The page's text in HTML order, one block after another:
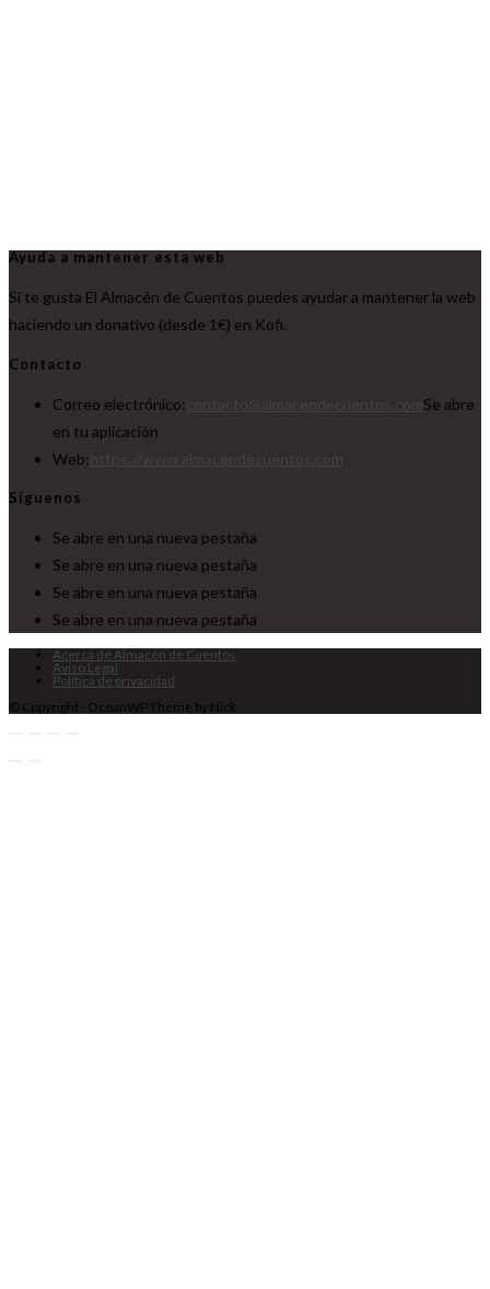
Ayuda a mantener esta web
Si te gusta El Almacén de Cuentos puedes ayudar a mantener la web
haciendo un donativo (desde 1€) en Kofi.
Contacto
Correo electrónico:
Se abre
en tu aplicación
Web:
Síguenos
Se abre en una nueva pestaña
Se abre en una nueva pestaña
Se abre en una nueva pestaña
Se abre en una nueva pestaña
Acerca de Almacén de Cuentos
Aviso Legal
Política de privacidad
© Copyright - OceanWP Theme by Nick